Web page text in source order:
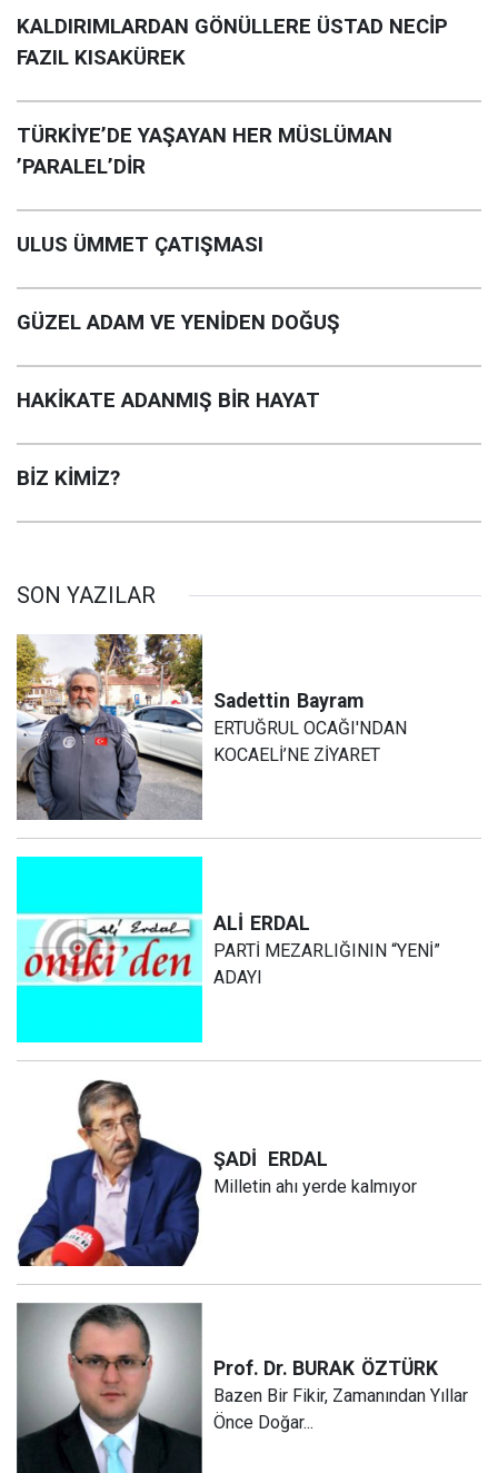
KALDIRIMLARDAN GÖNÜLLERE ÜSTAD NECİP
FAZIL KISAKÜREK
TÜRKİYE’DE YAŞAYAN HER MÜSLÜMAN
’PARALEL’DİR
ULUS ÜMMET ÇATIŞMASI
GÜZEL ADAM VE YENİDEN DOĞUŞ
HAKİKATE ADANMIŞ BİR HAYAT
BİZ KİMİZ?
SON YAZILAR
Sadettin Bayram
ERTUĞRUL OCAĞI'NDAN
KOCAELİ’NE ZİYARET
ALİ ERDAL
PARTİ MEZARLIĞININ “YENİ”
ADAYI
ŞADİ ERDAL
Milletin ahı yerde kalmıyor
Prof. Dr. BURAK ÖZTÜRK
Bazen Bir Fikir, Zamanından Yıllar
Önce Doğar...